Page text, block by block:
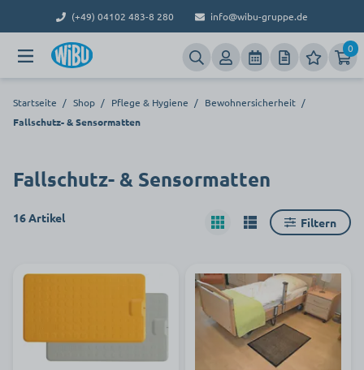
(+49) 04102 483-8 280 info@wibu-gruppe.de
0
Startseite / Shop / Pflege & Hygiene / Bewohnersicherheit /
Fallschutz- & Sensormatten
Fallschutz- & Sensormatten
16 Artikel Filtern